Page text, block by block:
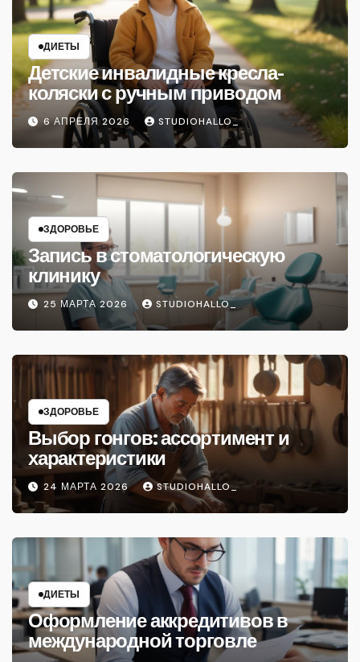
ДИЕТЫ
Детские инвалидные кресла-
коляски с ручным приводом
6 АПРЕЛЯ 2026 STUDIOHALLO_
ЗДОРОВЬЕ
Запись в стоматологическую
клинику
25 МАРТА 2026 STUDIOHALLO_
ЗДОРОВЬЕ
Выбор гонгов: ассортимент и
характеристики
24 МАРТА 2026 STUDIOHALLO_
ДИЕТЫ
Оформление аккредитивов в
международной торговле